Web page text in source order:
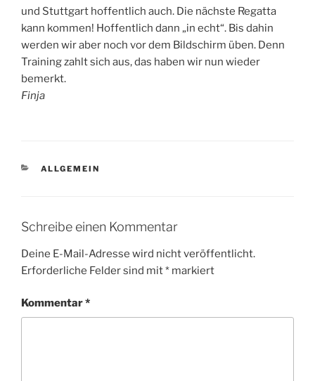
und Stuttgart hoffentlich auch. Die nächste Regatta
kann kommen! Hoffentlich dann „in echt“. Bis dahin
werden wir aber noch vor dem Bildschirm üben. Denn
Training zahlt sich aus, das haben wir nun wieder
bemerkt.
Finja
KATEGORIEN
ALLGEMEIN
Schreibe einen Kommentar
Deine E-Mail-Adresse wird nicht veröffentlicht.
Erforderliche Felder sind mit* markiert
Kommentar*